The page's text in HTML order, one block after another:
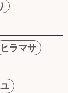
ヒラマサ